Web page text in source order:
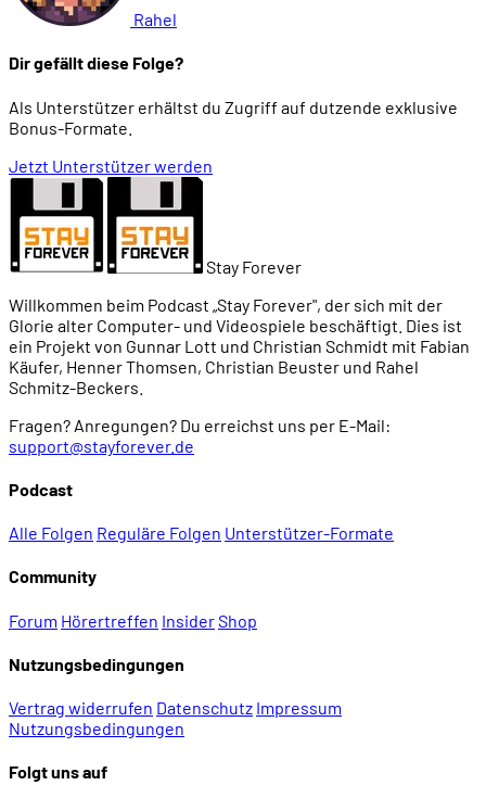
Rahel
Dir gefällt diese Folge?
Als Unterstützer erhältst du Zugriff auf dutzende exklusive
Bonus-Formate.
Jetzt Unterstützer werden
Stay Forever
Willkommen beim Podcast „Stay Forever", der sich mit der
Glorie alter Computer- und Videospiele beschäftigt. Dies ist
ein Projekt von Gunnar Lott und Christian Schmidt mit Fabian
Käufer, Henner Thomsen, Christian Beuster und Rahel
Schmitz-Beckers.
Fragen? Anregungen? Du erreichst uns per E-Mail:
support@stayforever.de
Podcast
Alle Folgen Reguläre Folgen Unterstützer-Formate
Community
Forum Hörertreffen InsiderShop
Nutzungsbedingungen
Vertrag widerrufen Datenschutz Impressum
Nutzungsbedingungen
Folgt uns auf